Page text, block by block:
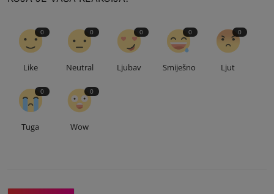
0
Like
0
Neutral
0
Ljubav
0
Smiješno
0
Ljut
0
Tuga
0
Wow